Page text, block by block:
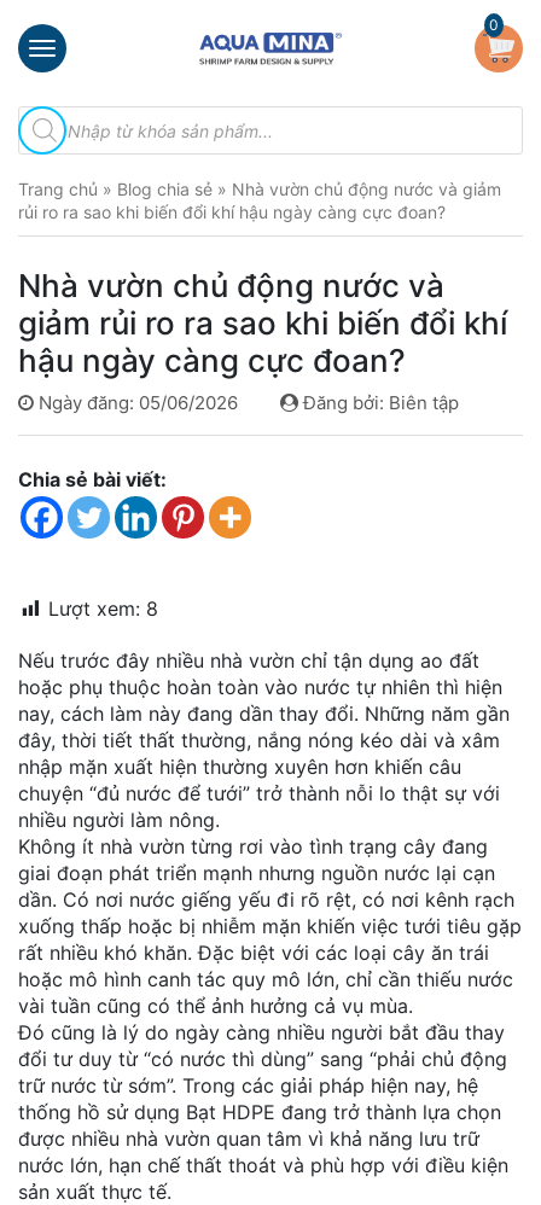
×
chủ
thiệu
Sản
Đầu
Phun
Vi
Bọt
Khí
Ventek
Hướng
dẫn
lắp
Quy
Blog
chia
sẻ
Liên
hệ
0
Tìm
kiếm
sản
Trang chủ » Blog chia sẻ » Nhà vườn chủ động nước và giảm
rủi ro ra sao khi biến đổi khí hậu ngày càng cực đoan?
Nhà vườn chủ động nước và
giảm rủi ro ra sao khi biến đổi khí
hậu ngày càng cực đoan?
Ngày đăng: 05/06/2026 Đăng bởi: Biên tập
Chia sẻ bài viết:
Lượt xem: 8
Nếu trước đây nhiều nhà vườn chỉ tận dụng ao đất
hoặc phụ thuộc hoàn toàn vào nước tự nhiên thì hiện
nay, cách làm này đang dần thay đổi. Những năm gần
đây, thời tiết thất thường, nắng nóng kéo dài và xâm
nhập mặn xuất hiện thường xuyên hơn khiến câu
chuyện “đủ nước để tưới” trở thành nỗi lo thật sự với
nhiều người làm nông.
Không ít nhà vườn từng rơi vào tình trạng cây đang
giai đoạn phát triển mạnh nhưng nguồn nước lại cạn
dần. Có nơi nước giếng yếu đi rõ rệt, có nơi kênh rạch
xuống thấp hoặc bị nhiễm mặn khiến việc tưới tiêu gặp
rất nhiều khó khăn. Đặc biệt với các loại cây ăn trái
hoặc mô hình canh tác quy mô lớn, chỉ cần thiếu nước
vài tuần cũng có thể ảnh hưởng cả vụ mùa.
Đó cũng là lý do ngày càng nhiều người bắt đầu thay
đổi tư duy từ “có nước thì dùng” sang “phải chủ động
trữ nước từ sớm”. Trong các giải pháp hiện nay, hệ
thống hồ sử dụng Bạt HDPE đang trở thành lựa chọn
được nhiều nhà vườn quan tâm vì khả năng lưu trữ
nước lớn, hạn chế thất thoát và phù hợp với điều kiện
sản xuất thực tế.